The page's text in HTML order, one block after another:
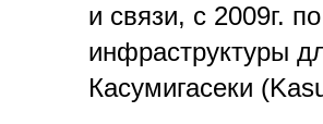
и связи, с 2009г.
инфраструктуры
Касумигасеки